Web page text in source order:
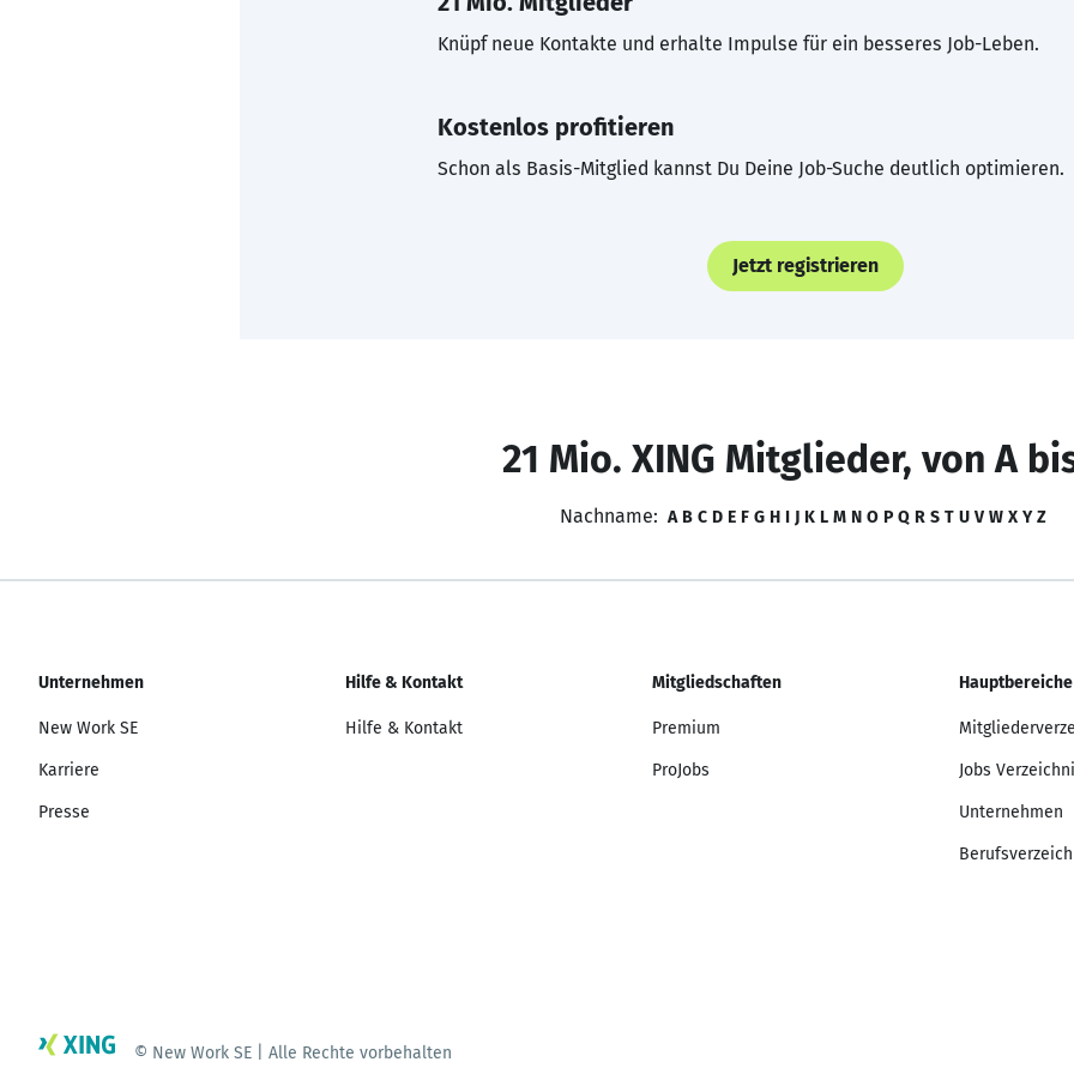
Knüpf neue Kontakte und erhalte Impulse für ein besseres Job-Leben.
Kostenlos profitieren
Schon als Basis-Mitglied kannst Du Deine Job-Suche deutlich optimieren.
Jetzt registrieren
21 Mio. XING Mitglieder, von A
Nachname: A B C D E F G H I J K L M N O P Q R S T U V W X Y Z
Unternehmen
New Work SE
Karriere
Presse
Hilfe & Kontakt
Hilfe & Kontakt
Mitgliedschaften
Premium
ProJobs
Hauptbereiche
Jobs
Unternehmen
© New Work SE | Alle Rechte vorbehalten